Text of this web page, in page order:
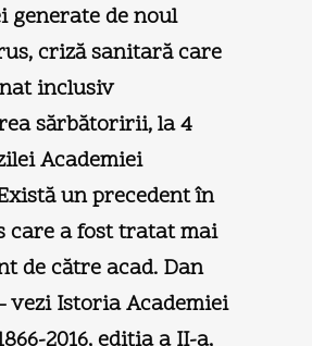
generate de noul
criză sanitară care
inclusiv
sărbătoririi, la 4
Academiei
un precedent în
care a fost tratat mai
de către acad. Dan
vezi Istoria Academiei